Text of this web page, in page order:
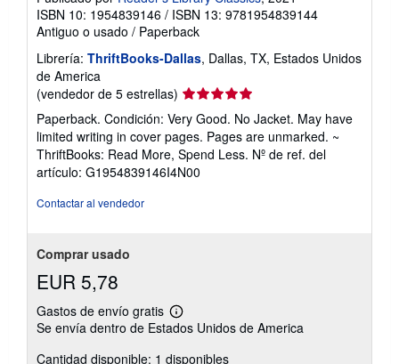
ISBN 10: 1954839146 / ISBN 13: 9781954839144
Antiguo o usado / Paperback
Librería: ThriftBooks-Dallas, Dallas, TX, Estados Unidos
de America
(vendedor de 5 estrellas) Calificación
del
vendedor:
5
de
5
Paperback. Condición: Very Good. No Jacket. May have
limited writing in cover pages. Pages are unmarked. ~
ThriftBooks: Read More, Spend Less. Nº de ref. del
artículo: G1954839146I4N00
Contactar al vendedor
Comprar usado
EUR 5,78
Gastos de envío gratis
Más
información
las
Se envía dentro de Estados Unidos de America
Cantidad disponible: 1 disponibles